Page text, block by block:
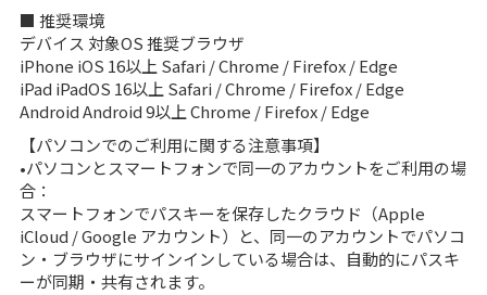
■ 推奨環境
デバイス 対象OS 推奨ブラウザ
iPhone iOS 16以上 Safari / Chrome / Firefox / Edge
iPad iPadOS 16以上 Safari / Chrome / Firefox / Edge
Android Android 9以上 Chrome / Firefox / Edge
【パソコンでのご利用に関する注意事項】
•パソコンとスマートフォンで同一のアカウントをご利用の場
合：
スマートフォンでパスキーを保存したクラウド（Apple
iCloud / Google アカウント）と、同一のアカウントでパソコ
ン・ブラウザにサインインしている場合は、自動的にパスキ
ーが同期・共有されます。